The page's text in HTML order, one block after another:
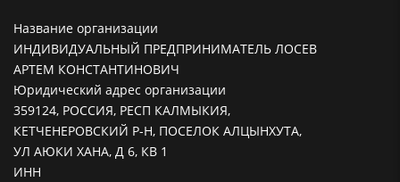
Название организации
ИНДИВИДУАЛЬНЫЙ ПРЕДПРИНИМАТЕЛЬ ЛОСЕВ
АРТЕМ КОНСТАНТИНОВИЧ
Юридический адрес организации
359124, РОССИЯ, РЕСП КАЛМЫКИЯ,
КЕТЧЕНЕРОВСКИЙ Р-Н, ПОСЕЛОК АЛЦЫНХУТА,
УЛ АЮКИ ХАНА, Д 6, КВ 1
ИНН